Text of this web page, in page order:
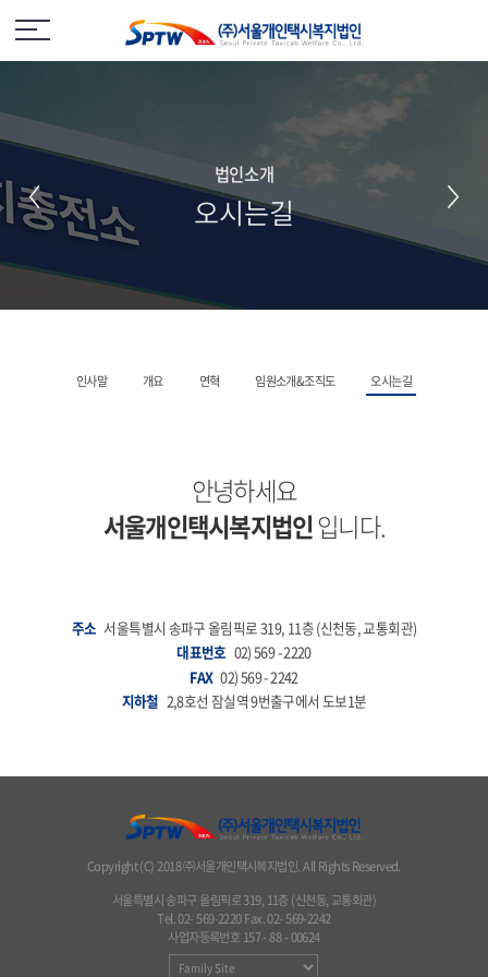
법인소개
오시는길
인사말 개요 연혁 임원소개&조직도 오시는길
안녕하세요
서울개인택시복지법인입니다.
주소 서울특별시 송파구 올림픽로 319, 11층 (신천동, 교통회관)
대표번호 02) 569 - 2220
FAX 02) 569 - 2242
지하철 2,8호선 잠실역 9번출구에서 도보1분
Copyright (C) 2018 ㈜서울개인택시복지법인. All Rights Reserved.
서울특별시 송파구 올림픽로 319, 11층 (신천동, 교통회관)
Tel. 02- 569-2220 Fax. 02- 569-2242
사업자등록번호 157 - 88 - 00624